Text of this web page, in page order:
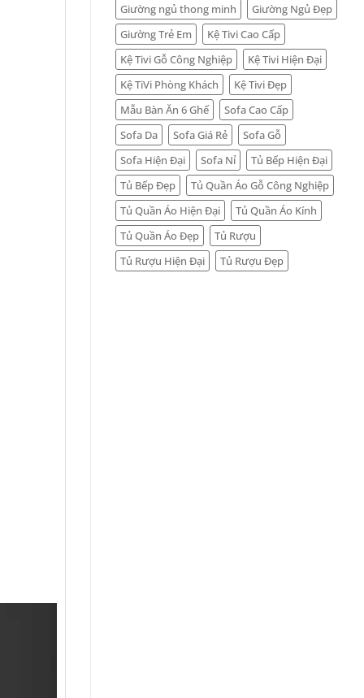
Giường ngủ thong minh
Giường Ngủ Đẹp
Giường Trẻ Em
Kệ Tivi Cao Cấp
Kệ Tivi Gỗ Công Nghiệp
Kệ Tivi Hiện Đại
Kệ TiVi Phòng Khách
Kệ Tivi Đẹp
Mẫu Bàn Ăn 6 Ghế
Sofa Cao Cấp
Sofa Da
Sofa Giá Rẻ
Sofa Gỗ
Sofa Hiện Đại
Sofa Nỉ
Tủ Bếp Hiện Đại
Tủ Bếp Đẹp
Tủ Quần Áo Gỗ Công Nghiệp
Tủ Quần Áo Hiện Đại
Tủ Quần Áo Kính
Tủ Quần Áo Đẹp
Tủ Rượu
Tủ Rượu Hiện Đại
Tủ Rượu Đẹp